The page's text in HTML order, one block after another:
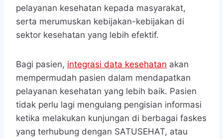
pelayanan kesehatan kepada masyarakat,
serta merumuskan kebijakan-kebijakan di
sektor kesehatan yang lebih efektif.
Bagi pasien, integrasi data kesehatan akan
mempermudah pasien dalam mendapatkan
pelayanan kesehatan yang lebih baik. Pasien
tidak perlu lagi mengulang pengisian informasi
ketika melakukan kunjungan di berbagai faskes
yang terhubung dengan SATUSEHAT, atau